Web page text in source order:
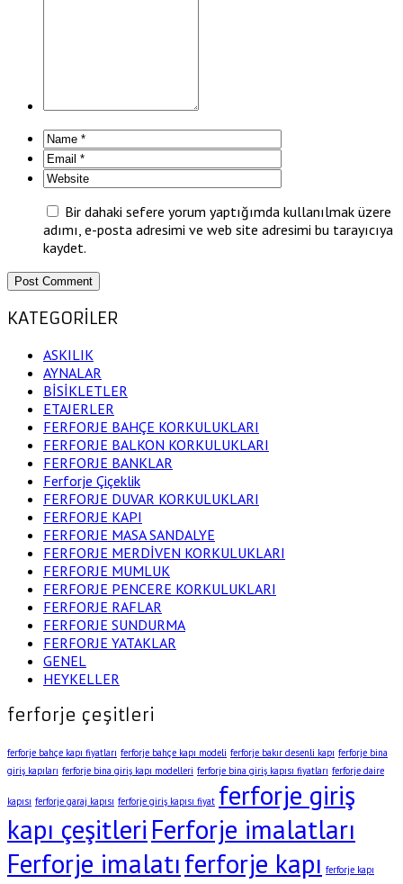
Bir dahaki sefere yorum yaptığımda kullanılmak üzere
adımı, e-posta adresimi ve web site adresimi bu tarayıcıya
kaydet.
KATEGORİLER
ASKILIK
AYNALAR
BİSİKLETLER
ETAJERLER
FERFORJE BAHÇE KORKULUKLARI
FERFORJE BALKON KORKULUKLARI
FERFORJE BANKLAR
Ferforje Çiçeklik
FERFORJE DUVAR KORKULUKLARI
FERFORJE KAPI
FERFORJE MASA SANDALYE
FERFORJE MERDİVEN KORKULUKLARI
FERFORJE MUMLUK
FERFORJE PENCERE KORKULUKLARI
FERFORJE RAFLAR
FERFORJE SUNDURMA
FERFORJE YATAKLAR
GENEL
HEYKELLER
ferforje çeşitleri
ferforje bahçe kapı fiyatları ferforje bahçe kapı modeli ferforje bakır desenli kapı ferforje bina
giriş kapıları ferforje bina giriş kapı modelleri ferforje bina giriş kapısı fiyatları ferforje daire
kapısı ferforje garaj kapısı ferforje giriş kapısı fiyat ferforje giriş
kapı çeşitleri Ferforje imalatları
Ferforje imalatıferforje kapı ferforje kapı